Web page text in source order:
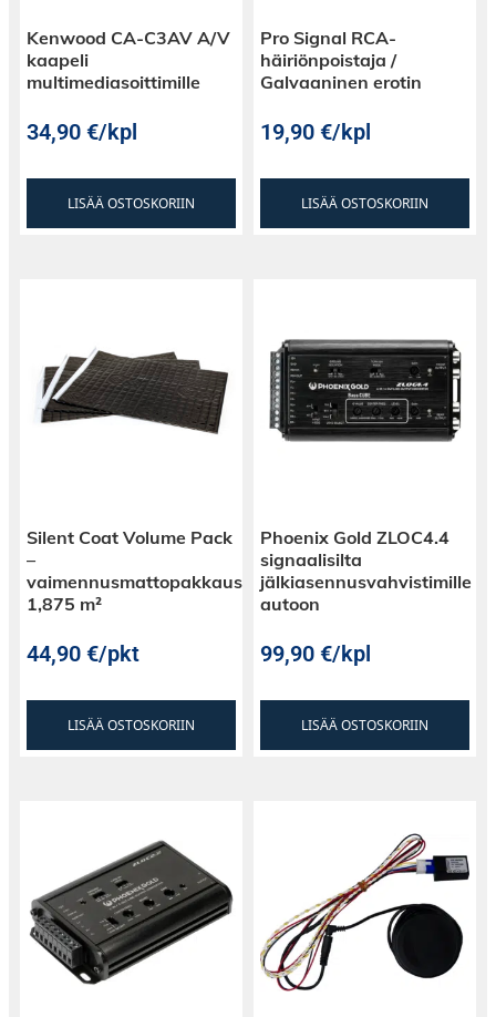
Kenwood CA-C3AV A/V
kaapeli
multimediasoittimille
34,90€/kpl
LISÄÄ OSTOSKORIIN
Pro Signal RCA-
häiriönpoistaja /
Galvaaninen erotin
19,90€/kpl
LISÄÄ OSTOSKORIIN
Silent Coat Volume Pack
–
vaimennusmattopakkaus
1,875 m²
44,90€/pkt
LISÄÄ OSTOSKORIIN
Phoenix Gold ZLOC4.4
signaalisilta
jälkiasennusvahvistimille
autoon
99,90€/kpl
LISÄÄ OSTOSKORIIN